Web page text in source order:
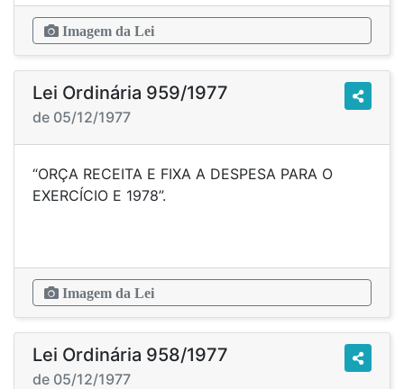
Imagem da Lei
Lei Ordinária 959/1977
de 05/12/1977
“ORÇA RECEITA E FIXA A DESPESA PARA O
EXERCÍCIO E 1978”.
Imagem da Lei
Lei Ordinária 958/1977
de 05/12/1977